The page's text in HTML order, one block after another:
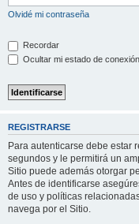
Olvidé mi contraseña
Recordar
Ocultar mi estado de
REGISTRARSE
Para autenticarse debe estar
segundos y le permitirá un
Sitio puede además otorgar
Antes de identificarse
de uso y políticas
navega por el Sitio.